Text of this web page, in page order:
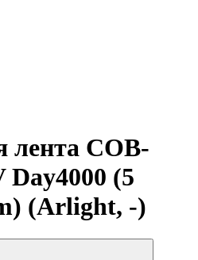
лента COB-
Day4000 (5
(Arlight, -)